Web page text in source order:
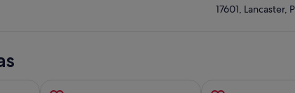
17601, Lancaster,